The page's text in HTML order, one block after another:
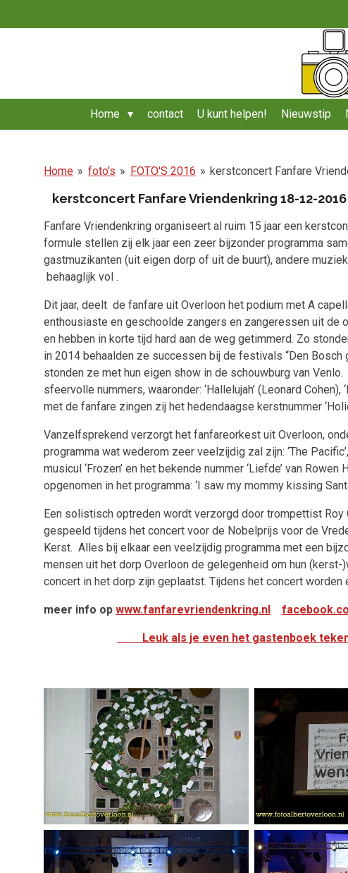
direct
Home contact U kunt helpen! Nieuwstip
Home » foto's » FOTO'S 2016 » kerstconcert Fanfare
kerstconcert Fanfare Vriendenkring 18-12-2016
Fanfare Vriendenkring organiseert al ruim 15 jaar een
formule stellen zij elk jaar een zeer bijzonder programma
gastmuzikanten (uit eigen dorp of uit de buurt), andere
behaaglijk vol .
Dit jaar, deelt de fanfare uit Overloon het podium met A
enthousiaste en geschoolde zangers en zangeressen uit
en hebben in korte tijd hard aan de weg getimmerd. Zo
in 2014 behaalden ze successen bij de festivals “Den Bosch
stonden ze met hun eigen show in de schouwburg van
sfeervolle nummers, waaronder: ‘Hallelujah’ (Leonard
met de fanfare zingen zij het hedendaagse kerstnummer
Vanzelfsprekend verzorgt het fanfareorkest uit Overloon,
programma wat wederom zeer veelzijdig zal zijn: ‘The
musicul ‘Frozen’ en het bekende nummer ‘Liefde’ van
opgenomen in het programma: ‘I saw my mommy kissing
Een solistisch optreden wordt verzorgd door trompettist Roy
gespeeld tijdens het concert voor de Nobelprijs voor de
Kerst. Alles bij elkaar een veelzijdig programma met een
mensen uit het dorp Overloon de gelegenheid om hun (kerst-
concert in het dorp zijn geplaatst. Tijdens het concert
meer info opwww.fanfarevriendenkring.nl
Leuk als je even het gastenboek